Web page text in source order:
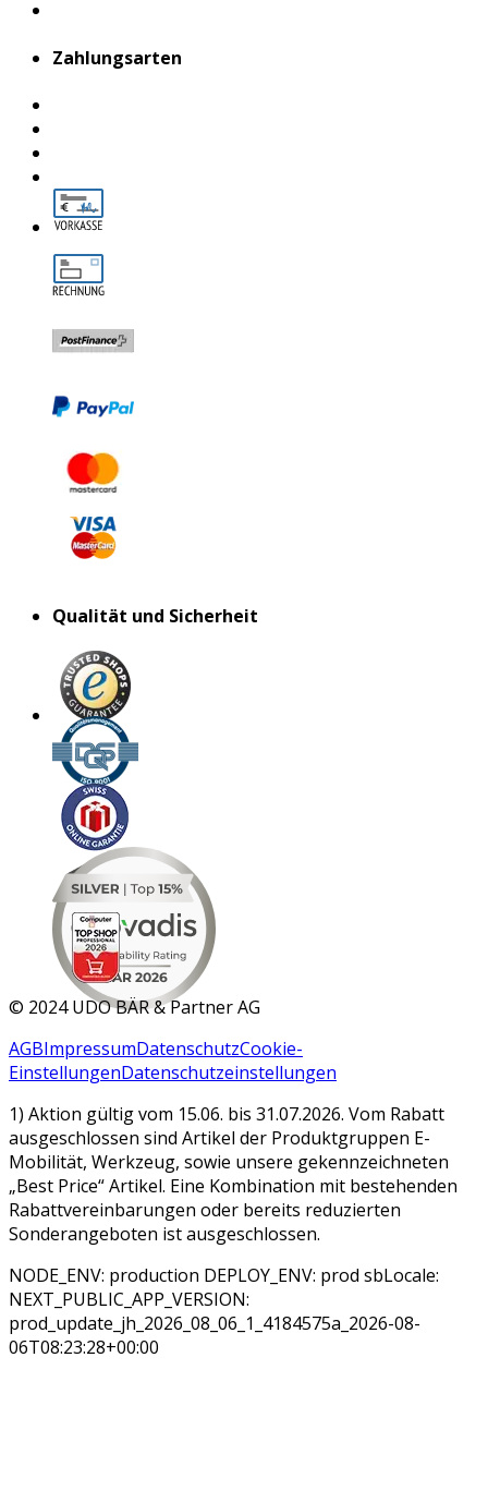
Zahlungsarten
Qualität und Sicherheit
MAR 2026
© 2024 UDO BÄR & Partner AG
AGBImpressumDatenschutzCookie-
EinstellungenDatenschutzeinstellungen
1) Aktion gültig vom 15.06. bis 31.07.2026. Vom Rabatt
ausgeschlossen sind Artikel der Produktgruppen E-
Mobilität, Werkzeug, sowie unsere gekennzeichneten
„Best Price“ Artikel. Eine Kombination mit bestehenden
Rabattvereinbarungen oder bereits reduzierten
Sonderangeboten ist ausgeschlossen.
NODE_ENV: production DEPLOY_ENV: prod sbLocale:
NEXT_PUBLIC_APP_VERSION:
prod_update_jh_2026_08_06_1_4184575a_2026-08-
06T08:23:28+00:00